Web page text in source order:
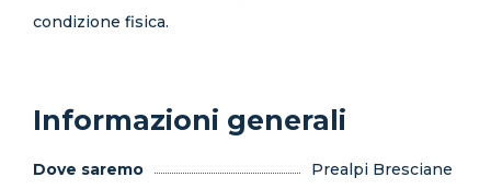
condizione fisica.
Informazioni generali
Dove saremo
Prealpi Bresciane